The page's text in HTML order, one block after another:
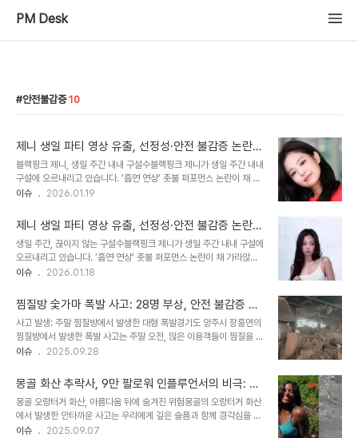
PM Desk
안전불감증 10
제니 생일 파티 영상 유출, 선정성·안전 불감증 논란…
30번째 생일, 비판 여론으로 얼룩
블랙핑크 제니, 생일 주간 내내 구설수블랙핑크 제니가 생일 주간 내내
구설에 오르내리고 있습니다. ‘흡연 연상’ 촛불 퍼포먼스 논란이 채 가
라앉기도 전에, 이번엔 클럽 파티 영상이 유출되며 선정성과 안전불감
에서 제니의 생일을 축하하고 있다”는 설명과 더불어 짧은 영상이 공
개되었습니다. 클럽 파티 영상 속 선정성 논란영상에는 제니가 클럽으
로 보이는 곳에서 춤을 추고 노는 모습이 담겼습니다. 생일을 맞아 춤
을 추며 파티를 즐기는 모습이지만 문제가 된 것은 제니의 주변 상황이
었습니다. 제니의 뒤편에 란제리 룩에 가터벨트를 착용한 여성들이 샴
이를 두고 일부 유흥업소나 클럽..
이슈 2026.01.19
제니 생일 파티 영상 유출, 선정성·안전 불감증 논란…
30번째 생일 '시끌'
생일 주간, 끊이지 않는 구설수블랙핑크 제니가 생일 주간 내내 구설에
오르내리고 있습니다. ‘흡연 연상’ 촛불 퍼포먼스 논란이 채 가라앉기
도 전에, 이번엔 클럽 파티 영상이 유출되며 선정성과 안전불감증 논란
커뮤니티 등에는 “일본에서 제니의 생일을 축하하고 있다”는 설명과
더불어 짧은 영상이 공개됐습니다. 영상에는 제니가 클럽으로 보이는
곳에서 춤을 추고 노는 모습이 담겼습니다. 생일을 맞아 춤을 추며 파
티를 즐기는 모습이지만 문제가 된 것은 제니의 주변 상황이었습니다.
선정성 논란: 란제리 룩 여성들의 등장제니의 뒤편에 란제리 룩에 가터
초래했습니다. 일각에서는..
이슈 2026.01.18
찜질방 숯가마 폭발 사고: 28명 부상, 안전 불감증 경
고
사고 발생: 주말 찜질방에서 발생한 대형 폭발경기도 양주시 장흥면의
찜질방에서 발생한 폭발 사고는 주말 오전, 많은 이용객들이 찜질을 즐
기던 중 발생했습니다. 폭발로 인해 28명이 부상을 입었고, 70여 명
리로, 흙벽돌과 건축 자재가 무너져 내린 처참한 모습이었습니다. 사고
원인: 가스 폭발 가능성 제기소방당국은 찜질방 직원이 LP 가스통에
연결된 토치를 사용하여 나무 장작에 불을 붙이는 과정에서 가스가 폭
발했을 가능성에 무게를 두고 있습니다. 토치에서 불꽃이 아닌 가스만
분출된 상황에서 직원이 재점화를 시도하려던 순간, 공기 중의 가스가
이슈 2025.09.28
몽골 화산 추락사, 9만 팔로워 인플루언서의 비극: 안
전 불감증이 부른 참사
몽골 오랑터거 화산, 아름다움 뒤에 숨겨진 위험몽골의 오랑터거 화산
에서 발생한 안타까운 사고는 우리에게 깊은 슬픔과 함께 경각심을 일
깨워줍니다. 팔로워 9만 명을 보유한 한국인 여행 인플루언서 A씨가
이슈 2025.09.07